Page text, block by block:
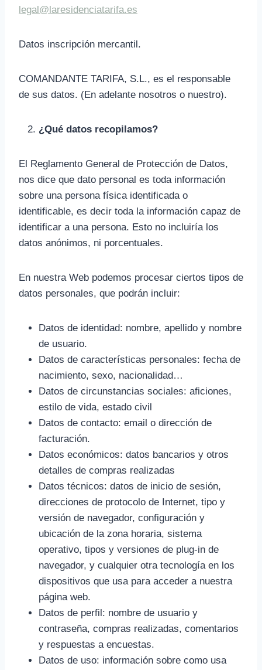
legal@laresidenciatarifa.es
Datos inscripción mercantil.
COMANDANTE TARIFA, S.L., es el responsable
de sus datos. (En adelante nosotros o nuestro).
¿Qué datos recopilamos?
El Reglamento General de Protección de Datos,
nos dice que dato personal es toda información
sobre una persona física identificada o
identificable, es decir toda la información capaz de
identificar a una persona. Esto no incluiría los
datos anónimos, ni porcentuales.
En nuestra Web podemos procesar ciertos tipos de
datos personales, que podrán incluir:
Datos de identidad: nombre, apellido y nombre
de usuario.
Datos de características personales: fecha de
nacimiento, sexo, nacionalidad…
Datos de circunstancias sociales: aficiones,
estilo de vida, estado civil
Datos de contacto: email o dirección de
facturación.
Datos económicos: datos bancarios y otros
detalles de compras realizadas
Datos técnicos: datos de inicio de sesión,
direcciones de protocolo de Internet, tipo y
versión de navegador, configuración y
ubicación de la zona horaria, sistema
operativo, tipos y versiones de plug-in de
navegador, y cualquier otra tecnología en los
dispositivos que usa para acceder a nuestra
página web.
Datos de perfil: nombre de usuario y
contraseña, compras realizadas, comentarios
y respuestas a encuestas.
Datos de uso: información sobre como usa